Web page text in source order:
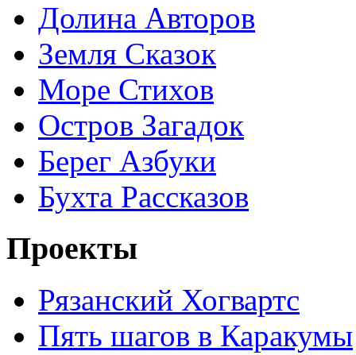
Долина Авторов
Земля Сказок
Море Стихов
Остров Загадок
Берег Азбуки
Бухта Рассказов
Проекты
Рязанский Хогвартс
Пять шагов в Каракумы